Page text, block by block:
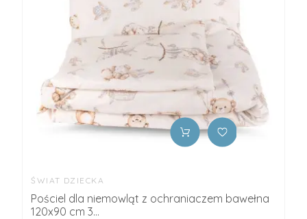
ŚWIAT DZIECKA
Pościel dla niemowląt z ochraniaczem bawełna
120x90 cm 3...